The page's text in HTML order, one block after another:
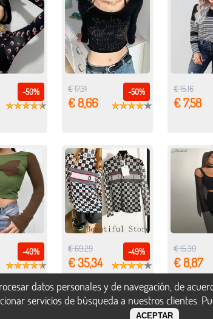
-50% -50%
€ 17,31
€ 8,66
€ 15,16
€ 7,58
-40% -49%
€ 69,29
€ 35,34
€ 15,30
€ 8,87
datos personales y de navegación, de
servicios de búsqueda a nuestros clientes.
ACEPTAR